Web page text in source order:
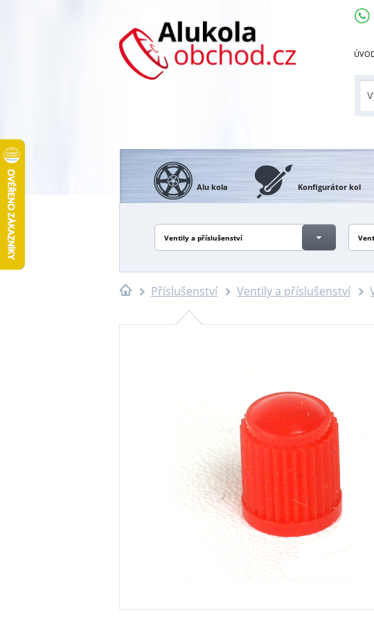
Alu kola Konfigurátor kol
Ventily a příslušenství
Příslušenství Ventily a příslušenství